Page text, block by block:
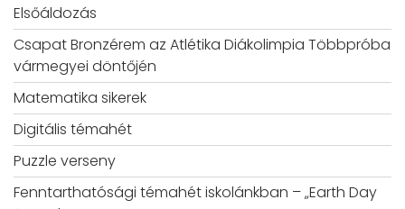
Elsőáldozás
Csapat Bronzérem az Atlétika Diákolimpia Többpróba
vármegyei döntőjén
Matematika sikerek
Digitális témahét
Puzzle verseny
Fenntarthatósági témahét iskolánkban – „Earth Day